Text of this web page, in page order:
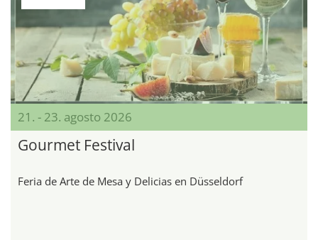
21. - 23. agosto 2026
Gourmet Festival
Feria de Arte de Mesa y Delicias en Düsseldorf